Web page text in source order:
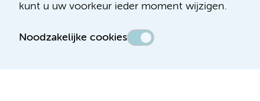
kunt u uw voorkeur ieder moment wijzigen.
Noodzakelijke cookies
Route & Parkeren
(020) 444 4444
Route & Parkeren